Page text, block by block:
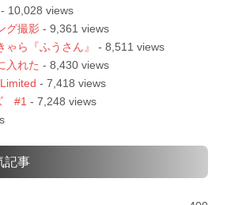
- 10,028 views
グ撮影 - 9,361 views
ら『ふうさん』
- 8,511 views
入れた - 8,430 views
- 7,418 views
#1 - 7,248 views
記事